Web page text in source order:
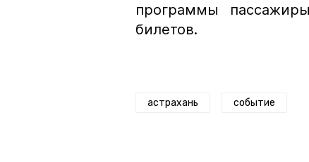
программы
билетов.
астрахань событие